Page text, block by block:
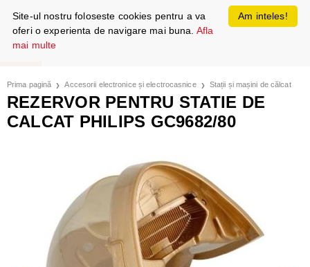
Prima pagină Accesorii electronice și electrocasnice Stații și mașini de călcat
REZERVOR PENTRU STATIE DE
CALCAT PHILIPS GC9682/80
Am inteles!
Site-ul nostru foloseste cookies pentru a va
oferi o experienta de navigare mai buna. Afla
mai multe